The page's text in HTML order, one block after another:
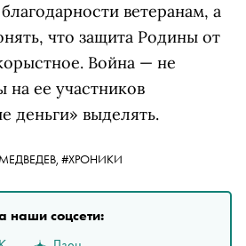
ветеранам, а
что защита Родины от
Война — не
ее участников
деньги» выделять.
#ХРОНИКИ
наши соцсети: